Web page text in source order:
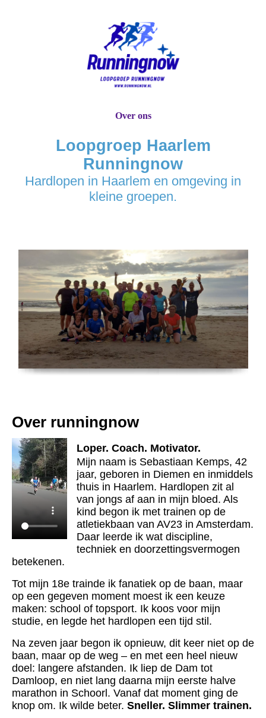
Loopgroep Haarlem
Runningnow
Hardlopen in Haarlem en omgeving in
kleine groepen.
Over ons
Over runningnow
Loper. Coach. Motivator.
Mijn naam is Sebastiaan Kemps, 42
jaar, geboren in Diemen en inmiddels
thuis in Haarlem. Hardlopen zit al
van jongs af aan in mijn bloed. Als
kind begon ik met trainen op de
atletiekbaan van AV23 in Amsterdam.
Daar leerde ik wat discipline,
techniek en doorzettingsvermogen
betekenen.
Tot mijn 18e trainde ik fanatiek op de baan, maar
op een gegeven moment moest ik een keuze
maken: school of topsport. Ik koos voor mijn
studie, en legde het hardlopen een tijd stil.
Na zeven jaar begon ik opnieuw, dit keer niet op de
baan, maar op de weg – en met een heel nieuw
doel: langere afstanden. Ik liep de Dam tot
Damloop, en niet lang daarna mijn eerste halve
marathon in Schoorl. Vanaf dat moment ging de
knop om. Ik wilde beter. Sneller. Slimmer trainen.